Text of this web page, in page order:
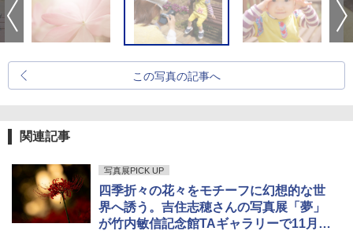
この写真の記事へ
関連記事
写真展PICK UP
四季折々の花々をモチーフに幻想的な世
界へ誘う。吉住志穂さんの写真展「夢」
が竹内敏信記念館TAギャラリーで11月22